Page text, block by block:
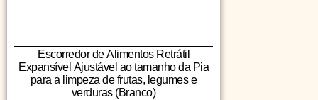
Escorredor de Alimentos Retrátil
Expansível Ajustável ao tamanho da Pia
para a limpeza de frutas, legumes e
verduras (Branco)